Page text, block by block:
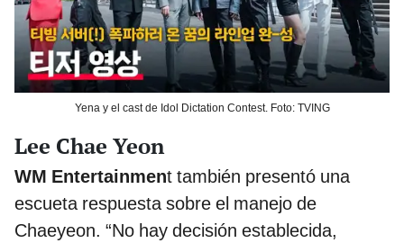
Yena y el cast de Idol Dictation Contest. Foto: TVING
Lee Chae Yeon
WM Entertainment también presentó una
escueta respuesta sobre el manejo de
Chaeyeon. “No hay decisión establecida,